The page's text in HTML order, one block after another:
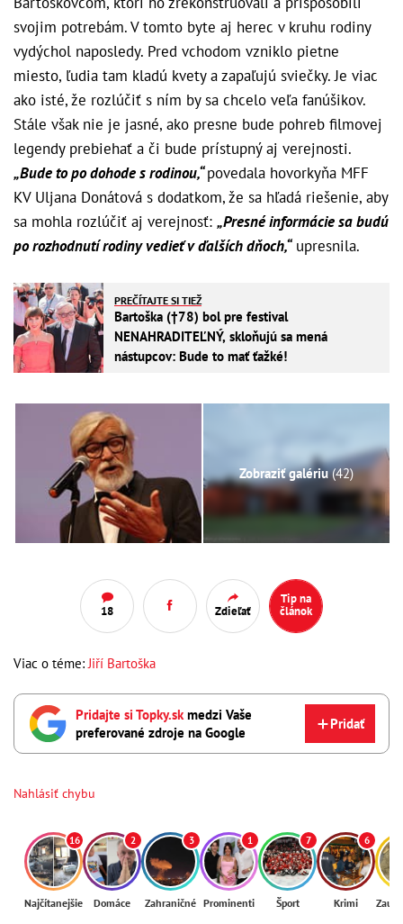
svojim potrebám. V tomto byte aj herec v kruhu rodiny
vydýchol naposledy. Pred vchodom vzniklo pietne
miesto, ľudia tam kladú kvety a zapaľujú sviečky. Je viac
ako isté, že rozlúčiť s ním by sa chcelo veľa fanúšikov.
Stále však nie je jasné, ako presne bude pohreb filmovej
legendy prebiehať a či bude prístupný aj verejnosti.
„Bude to po dohode s rodinou,“povedala hovorkyňa MFF
KV Uljana Donátová s dodatkom, že sa hľadá riešenie, aby
sa mohla rozlúčiť aj verejnosť: „Presné informácie sa budú
po rozhodnutí rodiny vedieť v ďalších dňoch,“upresnila.
PREČÍTAJTE SI TIEŽ
Bartoška (†78) bol pre festival
NENAHRADITEĽNÝ, skloňujú sa mená
nástupcov: Bude to mať ťažké!
Zobraziť galériu(42)
18 Zdieľať
Tip na
článok
Viac o téme: Jiří Bartoška
Pridajte si Topky.skmedzi Vaše
preferované zdroje na Google
Pridať
Nahlásiť chybu
16
Najčítanejšie
2
Domáce
3
Zahraničné
1
Prominenti
7
Šport
6
Krimi